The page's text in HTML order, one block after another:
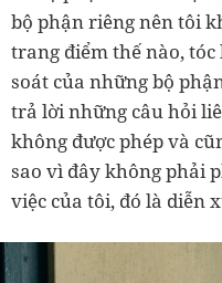
bộ phận riêng nên tôi
trang điểm thế nào,
soát của những bộ
trả lời những câu hỏi
không được phép và
sao vì đây không phải
việc của tôi, đó là diễn